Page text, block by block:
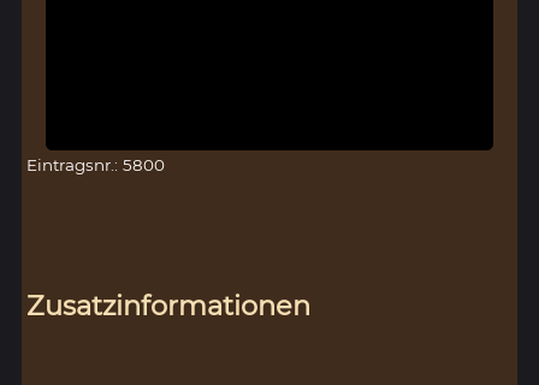
Eintragsnr.: 5800
Zusatzinformationen